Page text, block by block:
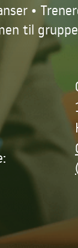
•
til